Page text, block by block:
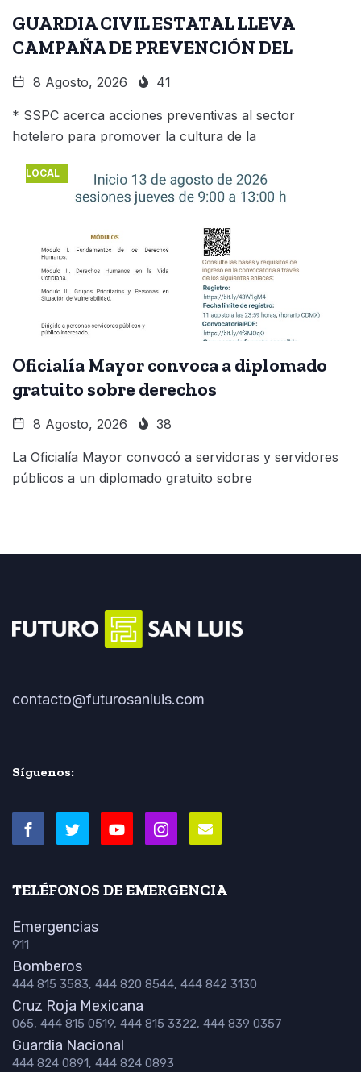
GUARDIA CIVIL ESTATAL LLEVA
CAMPAÑA DE PREVENCIÓN DEL
8 Agosto, 2026 41
* SSPC acerca acciones preventivas al sector
hotelero para promover la cultura de la
LOCAL
Oficialía Mayor convoca a diplomado
gratuito sobre derechos
8 Agosto, 2026 38
La Oficialía Mayor convocó a servidoras y servidores
públicos a un diplomado gratuito sobre
contacto@futurosanluis.com
Síguenos:
TELÉFONOS DE EMERGENCIA
Emergencias
911
Bomberos
444 815 3583, 444 820 8544, 444 842 3130
Cruz Roja Mexicana
065, 444 815 0519, 444 815 3322, 444 839 0357
Guardia Nacional
444 824 0891, 444 824 0893